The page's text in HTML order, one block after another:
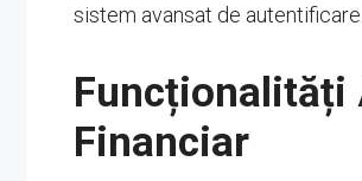
sistem avansat de autentificare.
Funcționalități
Financiar